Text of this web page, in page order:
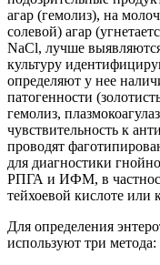
агар (гемолиз), на
солевой) агар
NaCl, лучше
культуру
определяют у нее
патогенности
гемолиз,
чувствительность к
проводят
для диагностики
РПГА и ИФМ, в
тейхоевой кислоте или
Для определения
используют три метода: